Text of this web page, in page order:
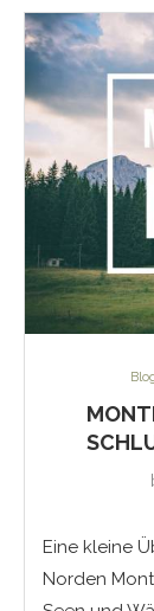
Eine kleine
Norden